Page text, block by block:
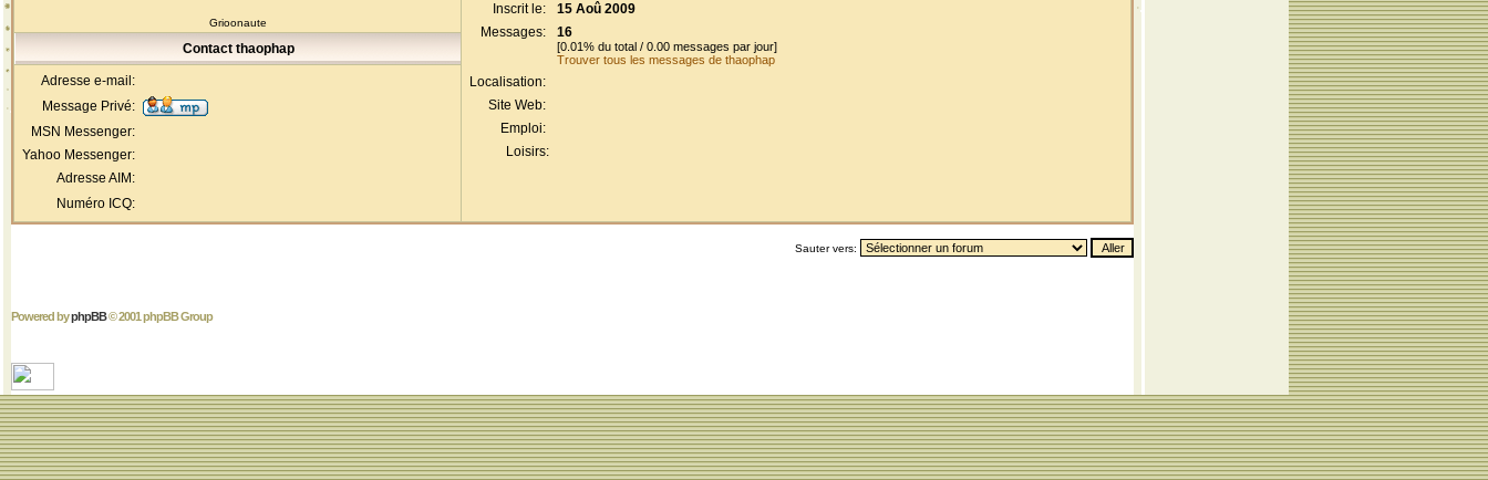
Grioonaute
Inscrit le:
15 Aoû 2009
Messages:
16
[0.01% du total / 0.00 messages par jour]
Trouver tous les messages de thaophap
Localisation:
Site Web:
Emploi:
Loisirs:
Contact thaophap
Adresse e-mail:
Message Privé:
MSN Messenger:
Yahoo Messenger:
Adresse AIM:
Numéro ICQ:
Sauter vers:
Powered byphpBB© 2001 phpBB Group